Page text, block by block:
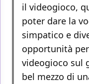
il videogioco,
poter dare la
simpatico e
opportunità
videogioco sul
bel mezzo di